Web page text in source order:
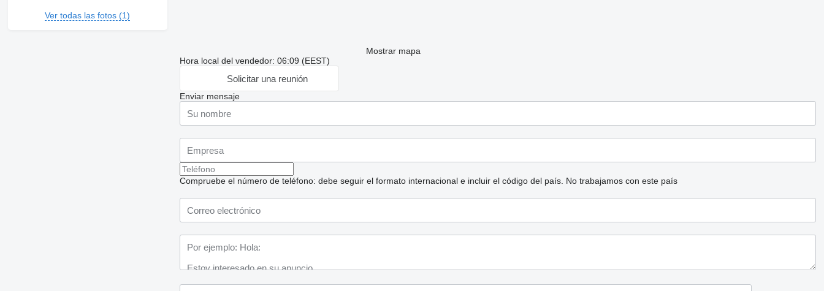
Ver todas las fotos (1)
Mostrar mapa
Hora local del vendedor: 06:09 (EEST)
Solicitar una reunión
Enviar mensaje
Compruebe el número de teléfono: debe seguir el formato internacional e incluir el código del país. No trabajamos con este país